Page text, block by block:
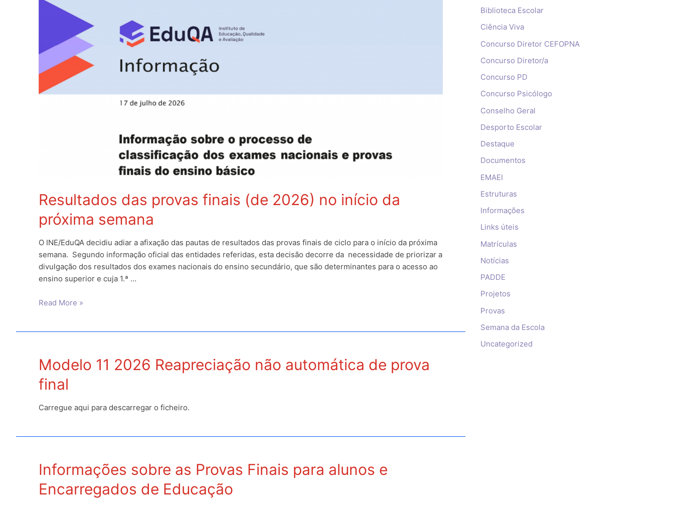
Resultados das provas finais (de 2026) no início da
próxima semana
O INE/EduQA decidiu adiar a afixação das pautas de resultados das provas finais de ciclo para o início da próxima
semana. Segundo informação oficial das entidades referidas, esta decisão decorre da necessidade de priorizar a
divulgação dos resultados dos exames nacionais do ensino secundário, que são determinantes para o acesso ao
ensino superior e cuja 1.ª …
Resultados
2026)
início
próxima
Read More »
Modelo 11 2026 Reapreciação não automática de prova
final
Carregue aqui para descarregar o ficheiro.
Informações sobre as Provas Finais para alunos e
Encarregados de Educação
Biblioteca Escolar
Ciência Viva
Concurso Diretor CEFOPNA
Concurso Diretor/a
Concurso PD
Concurso Psicólogo
Conselho Geral
Desporto Escolar
Destaque
Documentos
EMAEI
Estruturas
Informações
Links úteis
Matrículas
Notícias
PADDE
Projetos
Provas
Semana da Escola
Uncategorized